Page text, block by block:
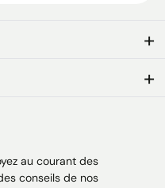
au courant des
conseils de nos